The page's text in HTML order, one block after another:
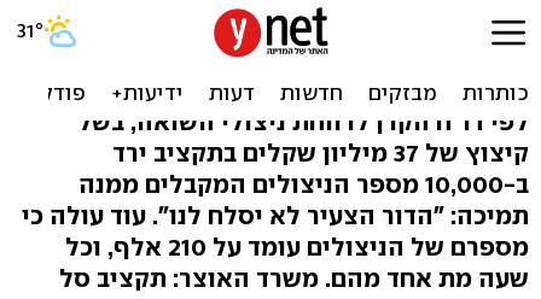
דו"ח: משרד האוצר קיצץ
בסיוע לקרן ניצולי השואה
לפי דו"ח הקרן לרווחת ניצולי השואה, בשל
קיצוץ של 37 מיליון שקלים בתקציב ירד
ב-10,000 מספר הניצולים המקבלים ממנה
תמיכה: "הדור הצעיר לא יסלח לנו". עוד עולה כי
מספרם של הניצולים עומד על 210 אלף, וכל
שעה מת אחד מהם. משרד האוצר: תקציב סל